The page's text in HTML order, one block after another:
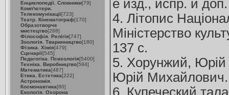
Енциклопедії. Словники[79]
Комп'ютери.
Телекомунікації[723]
Театр. Кінематограф[170]
Образотворче
мистецтво[288]
Філософія. Релігія[747]
Зоологія. Тваринництво[180]
Фізика. Хімія[479]
Сценарії[545]
Педагогіка. Психологія[5400]
Техніка. Виробництво[594]
Математика[487]
Етика. Естетика[222]
Астрономія.
Космонавтика[80]
Екологія. Охорона
е изд., испр. и
4. Літопис
Міністерство
137 с.
5. Хорунжий, Юрій
Юрій Михайлович.
6. Купеческий